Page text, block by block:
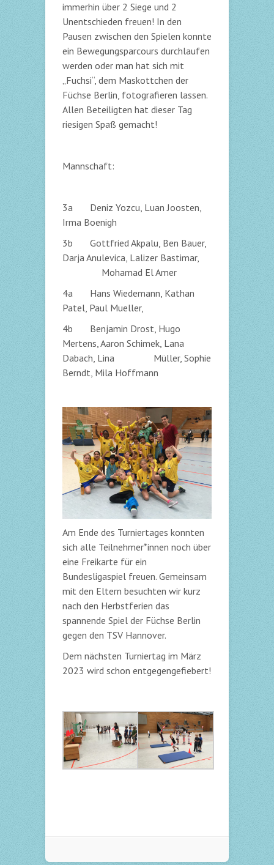
immerhin über 2 Siege und 2
Unentschieden freuen! In den
Pausen zwischen den Spielen konnte
ein Bewegungsparcours durchlaufen
werden oder man hat sich mit
„Fuchsi“, dem Maskottchen der
Füchse Berlin, fotografieren lassen.
Allen Beteiligten hat dieser Tag
riesigen Spaß gemacht!
Mannschaft:
3a Deniz Yozcu, Luan Joosten,
Irma Boenigh
3b Gottfried Akpalu, Ben Bauer,
Darja Anulevica, Lalizer Bastimar,
Mohamad El Amer
4a Hans Wiedemann, Kathan
Patel, Paul Mueller,
4b Benjamin Drost, Hugo
Mertens, Aaron Schimek, Lana
Dabach, Lina Müller, Sophie
Berndt, Mila Hoffmann
Am Ende des Turniertages konnten
sich alle Teilnehmer*innen noch über
eine Freikarte für ein
Bundesligaspiel freuen. Gemeinsam
mit den Eltern besuchten wir kurz
nach den Herbstferien das
spannende Spiel der Füchse Berlin
gegen den TSV Hannover.
Dem nächsten Turniertag im März
2023 wird schon entgegengefiebert!